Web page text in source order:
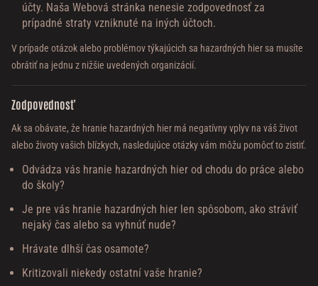
účty. Naša Webová stránka nenesie zodpovednosť za
prípadné straty vzniknuté na iných účtoch.
V prípade otázok alebo problémov týkajúcich sa hazardných hier sa musíte
obrátiť na jednu z nižšie uvedených organizácií.
Zodpovednosť
Ak sa obávate, že hranie hazardných hier má negatívny vplyv na váš život
alebo životy vašich blízkych, nasledujúce otázky vám môžu pomôcť to zistiť.
Odvádza vás hranie hazardných hier od chodu do práce alebo
do školy?
Je pre vás hranie hazardných hier len spôsobom, ako stráviť
nejaký čas alebo sa vyhnúť nude?
Hrávate dlhší čas osamote?
Kritizovali niekedy ostatní vaše hranie?